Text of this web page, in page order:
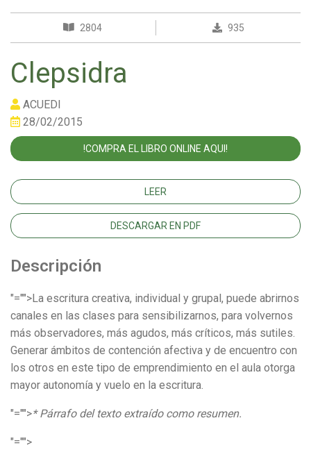
2804 935
Clepsidra
ACUEDI
28/02/2015
!COMPRA EL LIBRO ONLINE AQUI!
LEER
DESCARGAR EN PDF
Descripción
"="">La escritura creativa, individual y grupal, puede abrirnos
canales en las clases para sensibilizarnos, para volvernos
más observadores, más agudos, más críticos, más sutiles.
Generar ámbitos de contención afectiva y de encuentro con
los otros en este tipo de emprendimiento en el aula otorga
mayor autonomía y vuelo en la escritura.
"="">* Párrafo del texto extraído como resumen.
"="">